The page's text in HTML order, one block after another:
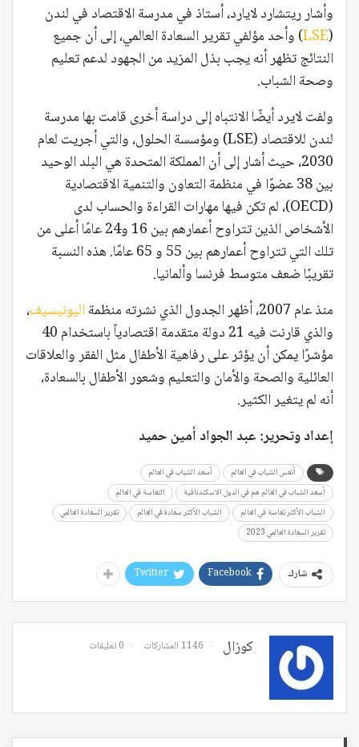
وأشار ريتشارد لايارد، أستاذ في مدرسة الاقتصاد في لندن
(
LSE) وأحد مؤلفي تقرير السعادة العالمي، إلى أن جميع
النتائج تظهر أنه يجب بذل المزيد من الجهود لدعم تعليم
وصحة الشباب.
ولفت لايرد أيضًا الانتباه إلى دراسة أخرى قامت بها مدرسة
لندن للاقتصاد (LSE) ومؤسسة الحلول، والتي أجريت لعام
2030، حيث أشار إلى أن المملكة المتحدة هي البلد الوحيد
بين 38 عضوًا في منظمة التعاون والتنمية الاقتصادية
(OECD)، لم تكن فيها مهارات القراءة والحساب لدى
الأشخاص الذين تتراوح أعمارهم بين 16 و24 عامًا أعلى من
تلك التي تتراوح أعمارهم بين 55 و 65 عامًا. هذه النسبة
تقريبًا ضعف متوسط ​​فرنسا وألمانيا.
منذ عام 2007، أظهر الجدول الذي نشرته منظمة
اليونيسيف،
والذي قارنت فيه 21 دولة متقدمة اقتصادياً باستخدام 40
مؤشرًا يمكن أن يؤثر على رفاهية الأطفال مثل الفقر والعلاقات
العائلية والصحة والأمان والتعليم وشعور الأطفال بالسعادة،
أنه لم يتغير الكثير.
إعداد وتحرير: عبد الجواد أمين حميد
أتعس الشباب في العالم
أسعد الشباب في العالم
أسعد الشباب في العالم هم في الدول الاسكندنافية
التعاسة في العالم
الشباب الأكثر تعاسة في العالم
الشباب الأكثر سعادة في العالم
تقرير السعادة العالمي
تقرير السعادة العالمي 2023
شارك Facebook
Twitter
كوزال 1146 المشاركات 0 تعليقات